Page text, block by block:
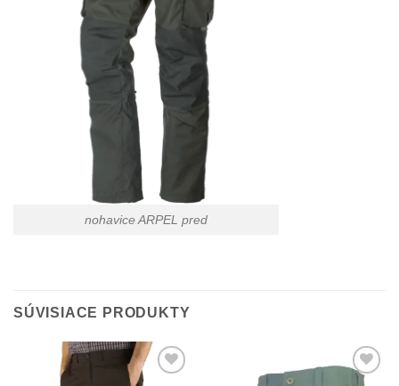
nohavice ARPEL pred
SÚVISIACE PRODUKTY